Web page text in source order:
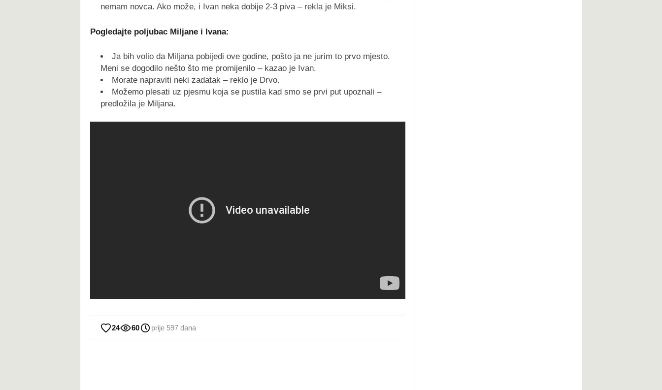
nemam novca. Ako može, i Ivan neka dobije 2-3 piva – rekla je Miksi.
Pogledajte poljubac Miljane i Ivana:
Ja bih volio da Miljana pobijedi ove godine, pošto ja ne jurim to prvo mjesto.
Meni se dogodilo nešto što me promijenilo – kazao je Ivan.
Morate napraviti neki zadatak – reklo je Drvo.
Možemo plesati uz pjesmu koja se pustila kad smo se prvi put upoznali –
predložila je Miljana.
24 60 prije 597 dana